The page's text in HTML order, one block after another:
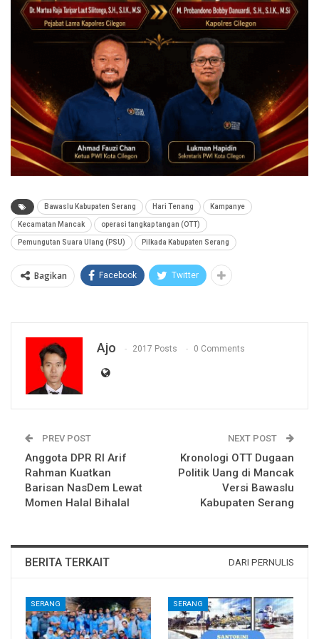
Bawaslu Kabupaten Serang Hari Tenang Kampanye
Kecamatan Mancak operasi tangkap tangan (OTT)
Pemungutan Suara Ulang (PSU) Pilkada Kabupaten Serang
Bagikan Facebook Twitter
Ajo 2017 Posts 0 Comments
PREV POST
Anggota DPR RI Arif
Rahman Kuatkan
Barisan NasDem Lewat
Momen Halal Bihalal
NEXT POST
Kronologi OTT Dugaan
Politik Uang di Mancak
Versi Bawaslu
Kabupaten Serang
BERITA TERKAIT DARI PERNULIS
SERANG SERANG